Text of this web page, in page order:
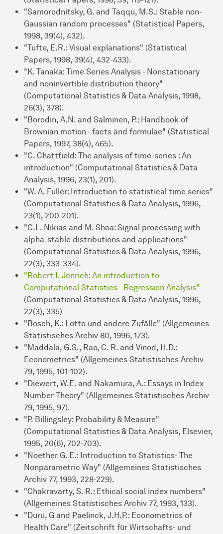
"Samorodnitsky, G. and Taqqu, M.S.: Stable non-
Gaussian random processes" (Statistical Papers,
1998, 39(4), 432).
"Tufte, E.R.: Visual explanations" (Statistical
Papers, 1998, 39(4), 432-433).
"K. Tanaka: Time Series Analysis - Nonstationary
and noninvertible distribution theory"
(Computational Statistics & Data Analysis, 1998,
26(3), 378).
"Borodin, A.N. and Salminen, P.: Handbook of
Brownian motion - facts and formulae" (Statistical
Papers, 1997, 38(4), 465).
"C. Chattfield: The analysis of time-series : An
introduction" (Computational Statistics & Data
Analysis, 1996, 23(1), 201).
"W. A. Fuller: Introduction to statistical time series"
(Computational Statistics & Data Analysis, 1996,
23(1), 200-201).
"C.L. Nikias and M. Shoa: Signal processing with
alpha-stable distributions and applications"
(Computational Statistics & Data Analysis, 1996,
22(3), 333-334).
"Robert I. Jenrich: An introduction to
Computational Statistics - Regression Analysis"
(Computational Statistics & Data Analysis, 1996,
22(3), 335)
"Bosch, K.: Lotto und andere Zufälle" (Allgemeines
Statistisches Archiv 80, 1996, 173).
"Maddala, G.S., Rao, C. R. and Vinod, H.D.:
Econometrics" (Allgemeines Statistisches Archiv
79, 1995, 101-102).
"Diewert, W.E. and Nakamura, A.: Essays in Index
Number Theory" (Allgemeines Statistisches Archiv
79, 1995, 97).
"P. Billingsley: Probability & Measure"
(Computational Statistics & Data Analysis, Elsevier,
1995, 20(6), 702-703).
"Noether G. E.: Introduction to Statistics- The
Nonparametric Way" (Allgemeines Statistisches
Archiv 77, 1993, 228-229).
"Chakravarty, S. R.: Ethical social index numbers"
(Allgemeines Statistisches Archiv 77, 1993, 133).
"Duru, G and Paelinck, J.H.P.: Econometrics of
Health Care" (Zeitschrift für Wirtschafts- und